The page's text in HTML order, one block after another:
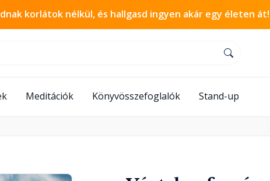
korlátok nélkül, és hallgasd ingyen akár egy életen át!
Meditációk Könyvösszefoglalók Stand-up